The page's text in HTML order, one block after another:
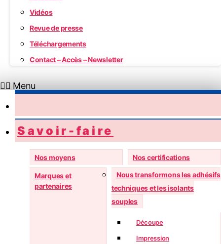
Vidéos
Revue de presse
Téléchargements
Contact – Accès – Newsletter
Menu
Savoir-faire
Nous transformons les adhésifs
techniques et les isolants
souples
Découpe
Impression
Nos moyens Nos certifications
Marques et
partenaires